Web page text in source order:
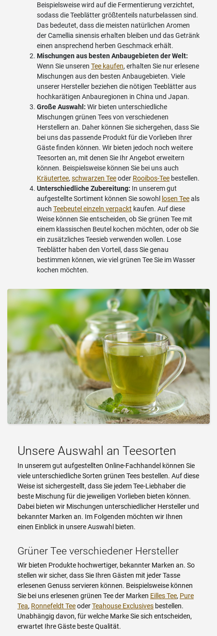
Beispielsweise wird auf die Fermentierung verzichtet,
sodass die Teeblätter größtenteils naturbelassen sind.
Das bedeutet, dass die meisten natürlichen Aromen
der Camellia sinensis erhalten bleiben und das Getränk
einen ansprechend herben Geschmack erhält.
Mischungen aus besten Anbaugebieten der Welt:
Wenn Sie unseren Tee kaufen, erhalten Sie nur erlesene
Mischungen aus den besten Anbaugebieten. Viele
unserer Hersteller beziehen die nötigen Teeblätter aus
hochkarätigen Anbauregionen in China und Japan.
Große Auswahl: Wir bieten unterschiedliche
Mischungen grünen Tees von verschiedenen
Herstellern an. Daher können Sie sichergehen, dass Sie
bei uns das passende Produkt für die Vorlieben Ihrer
Gäste finden können. Wir bieten jedoch noch weitere
Teesorten an, mit denen Sie Ihr Angebot erweitern
können. Beispielsweise können Sie bei uns auch
Kräutertee, schwarzen Teeoder Rooibos-Tee bestellen.
Unterschiedliche Zubereitung: In unserem gut
aufgestellte Sortiment können Sie sowohl
losen Teeals
auch Teebeutel einzeln verpackt kaufen. Auf diese
Weise können Sie entscheiden, ob Sie grünen Tee mit
einem klassischen Beutel kochen möchten, oder ob Sie
ein zusätzliches Teesieb verwenden wollen. Lose
Teeblätter haben den Vorteil, dass Sie genau
bestimmen können, wie viel grünen Tee Sie im Wasser
kochen möchten.
Unsere Auswahl an Teesorten
In unserem gut aufgestellten Online-Fachhandel können Sie
viele unterschiedliche Sorten grünen Tees bestellen. Auf diese
Weise ist sichergestellt, dass Sie jedem Tee-Liebhaber die
beste Mischung für die jeweiligen Vorlieben bieten können.
Dabei bieten wir Mischungen unterschiedlicher Hersteller und
bekannter Marken an. Im Folgenden möchten wir Ihnen
einen Einblick in unsere Auswahl bieten.
Grüner Tee verschiedener Hersteller
Wir bieten Produkte hochwertiger, bekannter Marken an. So
stellen wir sicher, dass Sie Ihren Gästen mit jeder Tasse
erlesenen Genuss servieren können. Beispielsweise können
Sie bei uns erlesenen grünen Tee der Marken Eilles Tee, Pure
Tea, Ronnefeldt TeeoderTeahouse Exclusives bestellen.
Unabhängig davon, für welche Marke Sie sich entscheiden,
erwartet Ihre Gäste beste Qualität.